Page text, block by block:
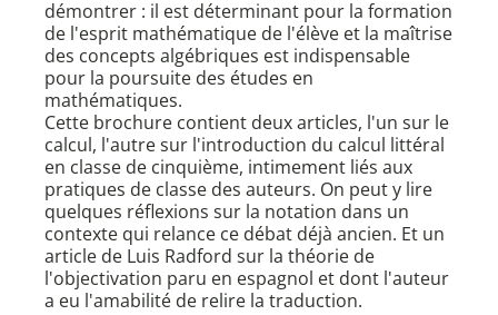
démontrer : il est déterminant pour la formation
de l'esprit mathématique de l'élève et la maîtrise
des concepts algébriques est indispensable
pour la poursuite des études en
mathématiques.
Cette brochure contient deux articles, l'un sur le
calcul, l'autre sur l'introduction du calcul littéral
en classe de cinquième, intimement liés aux
pratiques de classe des auteurs. On peut y lire
quelques réflexions sur la notation dans un
contexte qui relance ce débat déjà ancien. Et un
article de Luis Radford sur la théorie de
l'objectivation paru en espagnol et dont l'auteur
a eu l'amabilité de relire la traduction.